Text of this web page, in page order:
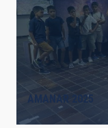
AMANAR 2025